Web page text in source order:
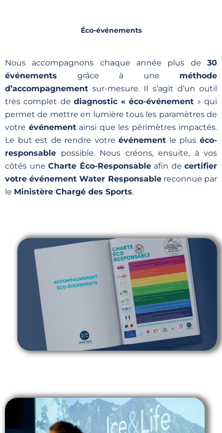
Éco-événements
Nous accompagnons chaque année plus de 30
événements grâce à une méthode
d’accompagnement sur-mesure. Il s’agit d’un outil
très complet de diagnostic « éco-événement » qui
permet de mettre en lumière tous les paramètres de
votre événementainsi que les périmètres impactés.
Le but est de rendre votreévénement le pluséco-
responsable possible. Nous créons, ensuite, à vos
côtés une Charte Éco-Responsableafin de certifier
votre événement Water Responsablereconnue par
le Ministère Chargé des Sports.